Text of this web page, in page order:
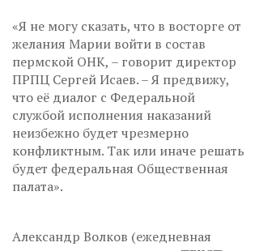
«Я не могу сказать, что в восторге от
желания Марии войти в состав
пермской ОНК, – говорит директор
ПРПЦ Сергей Исаев. – Я предвижу,
что её диалог с Федеральной
службой исполнения наказаний
неизбежно будет чрезмерно
конфликтным. Так или иначе решать
будет федеральная Общественная
палата».
Александр Волков (ежедневная